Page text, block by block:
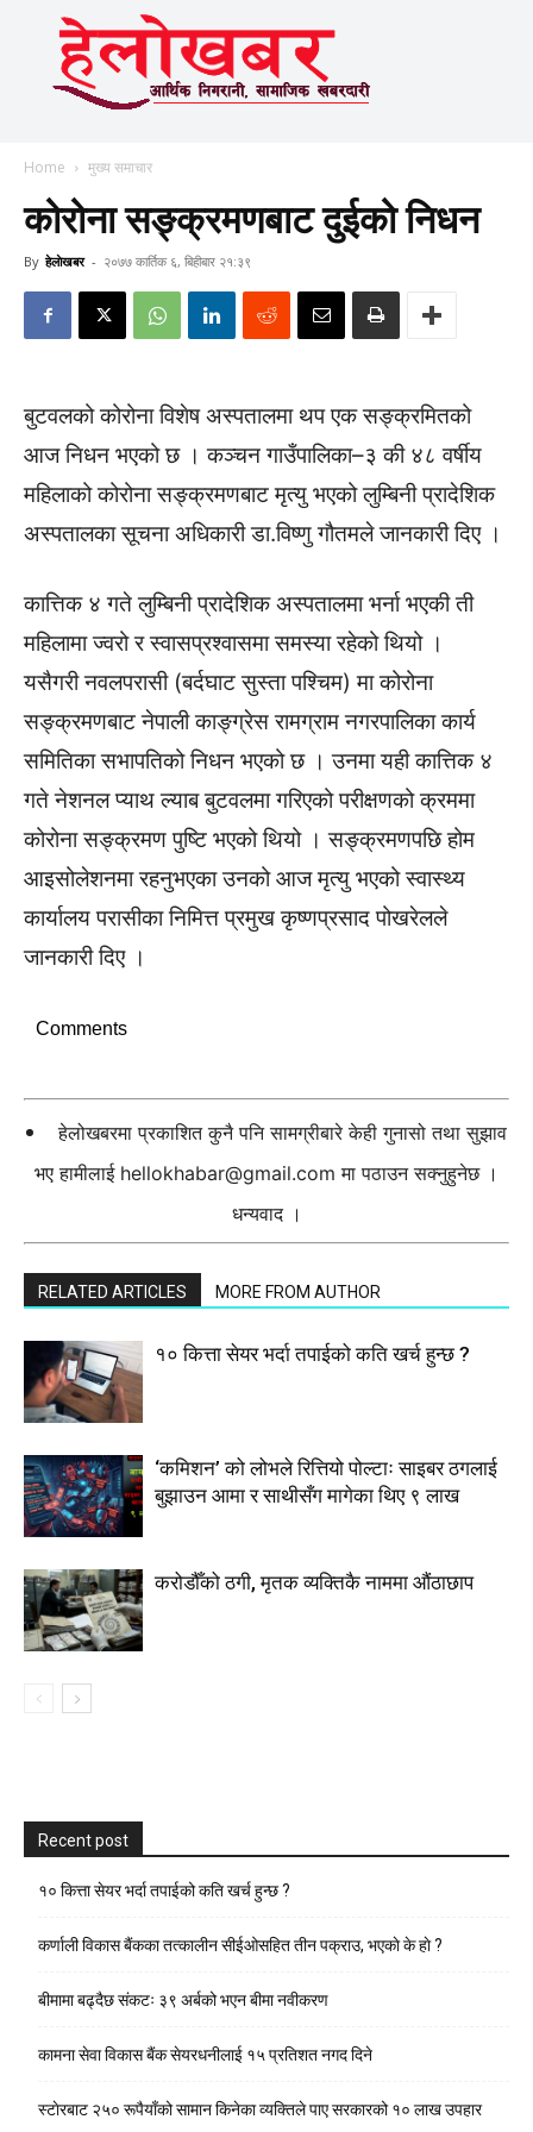
Home मुख्य समाचार
कोरोना सङ्क्रमणबाट दुईको निधन
By हेलाेखबर - २०७७ कार्तिक ६, बिहीबार २१:३९
बुटवलको कोरोना विशेष अस्पतालमा थप एक सङ्क्रमितको
आज निधन भएको छ । कञ्चन गाउँपालिका–३ की ४८ वर्षीय
महिलाको कोरोना सङ्क्रमणबाट मृत्यु भएको लुम्बिनी प्रादेशिक
अस्पतालका सूचना अधिकारी डा.विष्णु गौतमले जानकारी दिए ।
कात्तिक ४ गते लुम्बिनी प्रादेशिक अस्पतालमा भर्ना भएकी ती
महिलामा ज्वरो र स्वासप्रश्वासमा समस्या रहेको थियो ।
यसैगरी नवलपरासी (बर्दघाट सुस्ता पश्चिम) मा कोरोना
सङ्क्रमणबाट नेपाली काङ्ग्रेस रामग्राम नगरपालिका कार्य
समितिका सभापतिको निधन भएको छ । उनमा यही कात्तिक ४
गते नेशनल प्याथ ल्याब बुटवलमा गरिएको परीक्षणको क्रममा
कोरोना सङ्क्रमण पुष्टि भएको थियो । सङ्क्रमणपछि होम
आइसोलेशनमा रहनुभएका उनको आज मृत्यु भएको स्वास्थ्य
कार्यालय परासीका निमित्त प्रमुख कृष्णप्रसाद पोखरेलले
जानकारी दिए ।
Comments
हेलोखबरमा प्रकाशित कुनै पनि सामग्रीबारे केही गुनासो तथा सुझाव
भए हामीलाई hellokhabar@gmail.com मा पठाउन सक्नुहुनेछ ।
धन्यवाद ।
RELATED ARTICLES MORE FROM AUTHOR
१० कित्ता सेयर भर्दा तपाईको कति खर्च हुन्छ ?
‘कमिशन’ को लोभले रित्तियो पोल्टाः साइबर ठगलाई
बुझाउन आमा र साथीसँग मागेका थिए ९ लाख
करोडौँको ठगी, मृतक व्यक्तिकै नाममा औंठाछाप
Recent post
१० कित्ता सेयर भर्दा तपाईको कति खर्च हुन्छ ?
कर्णाली विकास बैंकका तत्कालीन सीईओसहित तीन पक्राउ, भएकाे के हाे ?
बीमामा बढ्दैछ संकटः ३९ अर्बको भएन बीमा नवीकरण
कामना सेवा विकास बैंक सेयरधनीलाई १५ प्रतिशत नगद दिने
स्टाेरबाट २५० रूपैयाँको सामान किनेका व्यक्तिले पाए सरकारको १० लाख उपहार